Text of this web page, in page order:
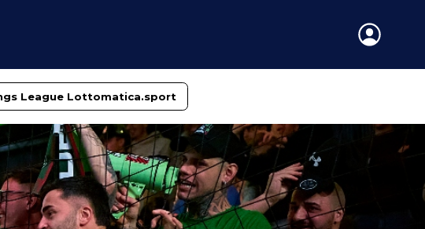
League Lottomatica.sport